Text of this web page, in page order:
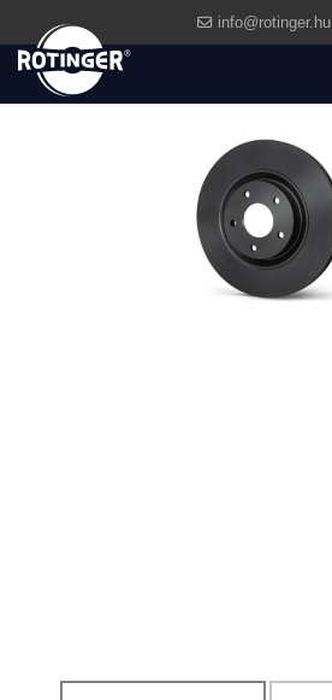
info@rotinger.hu